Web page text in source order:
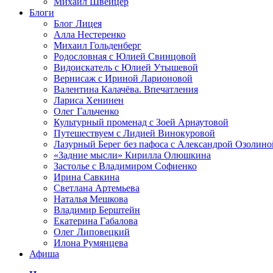
Блоги
Блог Лицея
Алла Нестеренко
Михаил Гольденберг
Родословная с Юлией Свинцовой
Видоискатель с Юлией Утышевой
Вернисаж с Ириной Ларионовой
Валентина Калачёва. Впечатления
Лариса Хенинен
Олег Гальченко
Культурный променад с Зоей Арнаутовой
Путешествуем с Лидией Винокуровой
Лазурный Берег без пафоса с Александрой
«Задние мысли» Кирилла Олюшкина
Застолье с Владимиром Софиенко
Ирина Савкина
Светлана Артемьева
Наталья Мешкова
Владимир Берштейн
Екатерина Габалова
Олег Липовецкий
Илона Румянцева
Афиша